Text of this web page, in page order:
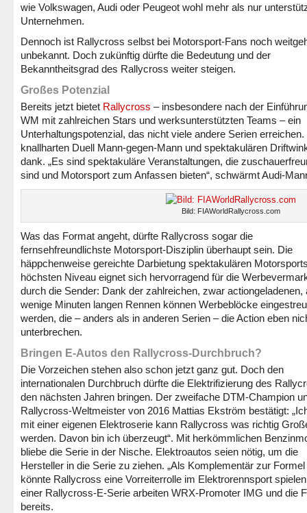
wie Volkswagen, Audi oder Peugeot wohl mehr als nur
Unternehmen.
Dennoch ist Rallycross selbst bei Motorsport-Fans noch
unbekannt. Doch zukünftig dürfte die Bedeutung und der
Bekanntheitsgrad des Rallycross weiter steigen.
Großes Potenzial
Bereits jetzt bietet Rallycross – insbesondere nach der
WM mit zahlreichen Stars und werksunterstützten Teams – ein
Unterhaltungspotenzial, das nicht viele andere Serien
knallharten Duell Mann-gegen-Mann und spektakulären
dank. „Es sind spektakuläre Veranstaltungen, die
sind und Motorsport zum Anfassen bieten“, schwärmt Audi-
Bild: FIAWorldRallycross.com
Was das Format angeht, dürfte Rallycross sogar die
fernsehfreundlichste Motorsport-Disziplin überhaupt sein. Die
häppchenweise gereichte Darbietung spektakulären
höchsten Niveau eignet sich hervorragend für die
durch die Sender: Dank der zahlreichen, zwar actiongeladenen,
wenige Minuten langen Rennen können Werbeblöcke
werden, die – anders als in anderen Serien – die Action eben
unterbrechen.
Bringen E-Autos den Rallycross-Durchbruch?
Die Vorzeichen stehen also schon jetzt ganz gut. Doch den
internationalen Durchbruch dürfte die Elektrifizierung des
den nächsten Jahren bringen. Der zweifache DTM-Champion
Rallycross-Weltmeister von 2016 Mattias Ekström bestätigt:
mit einer eigenen Elektroserie kann Rallycross was richtig
werden. Davon bin ich überzeugt“. Mit herkömmlichen
bliebe die Serie in der Nische. Elektroautos seien nötig, um die
Hersteller in die Serie zu ziehen. „Als Komplementär zur Formel
könnte Rallycross eine Vorreiterrolle im Elektrorennsport
einer Rallycross-E-Serie arbeiten WRX-Promoter IMG und die
bereits.